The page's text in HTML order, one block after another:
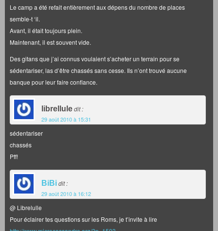
Le camp a été refait entièrement aux dépens du nombre de places
semble-t ‘il.
Avant, il était toujours plein.
Maintenant, il est souvent vide.
Des gitans que j’ai connus voulaient s’acheter un terrain pour se
sédentariser, las d’être chassés sans cesse. Ils n’ont trouvé aucune
banque pour leur faire confiance.
librelluledit :
29 août 2010 à 15:31
sédentariser
chassés
Pff!
BiBidit :
29 août 2010 à 16:12
@ Librelulle
Pour éclairer tes questions sur les Roms, je t’invite à lire